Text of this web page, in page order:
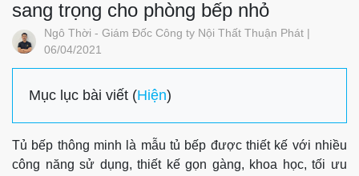
sang trọng cho phòng bếp nhỏ
Ngô Thời - Giám Đốc Công ty Nội Thất Thuận Phát |
06/04/2021
Mục lục bài viết (Hiện)
Tủ bếp thông minh là mẫu tủ bếp được thiết kế với nhiều
công năng sử dụng, thiết kế gọn gàng, khoa học, tối ưu